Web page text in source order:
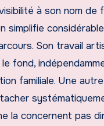
à son nom de
simplifie
Son travail
fond,
familiale. Une
la concernent pas